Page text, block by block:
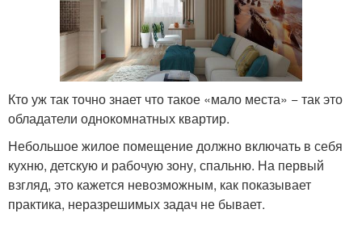
Кто уж так точно знает что такое «мало места» − так это
обладатели однокомнатных квартир.
Небольшое жилое помещение должно включать в себя
кухню, детскую и рабочую зону, спальню. На первый
взгляд, это кажется невозможным, как показывает
практика, неразрешимых задач не бывает.